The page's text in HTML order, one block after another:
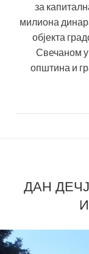
за
милиона
објекта
Свечаном
општина и
ДАН